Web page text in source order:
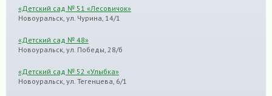
«Детский сад № 51 «Лесовичок»
Новоуральск, ул. Чурина, 14/1
«Детский сад № 48»
Новоуральск, ул. Победы, 28/б
«Детский сад № 52 «Улыбка»
Новоуральск, ул. Тегенцева, 6/1